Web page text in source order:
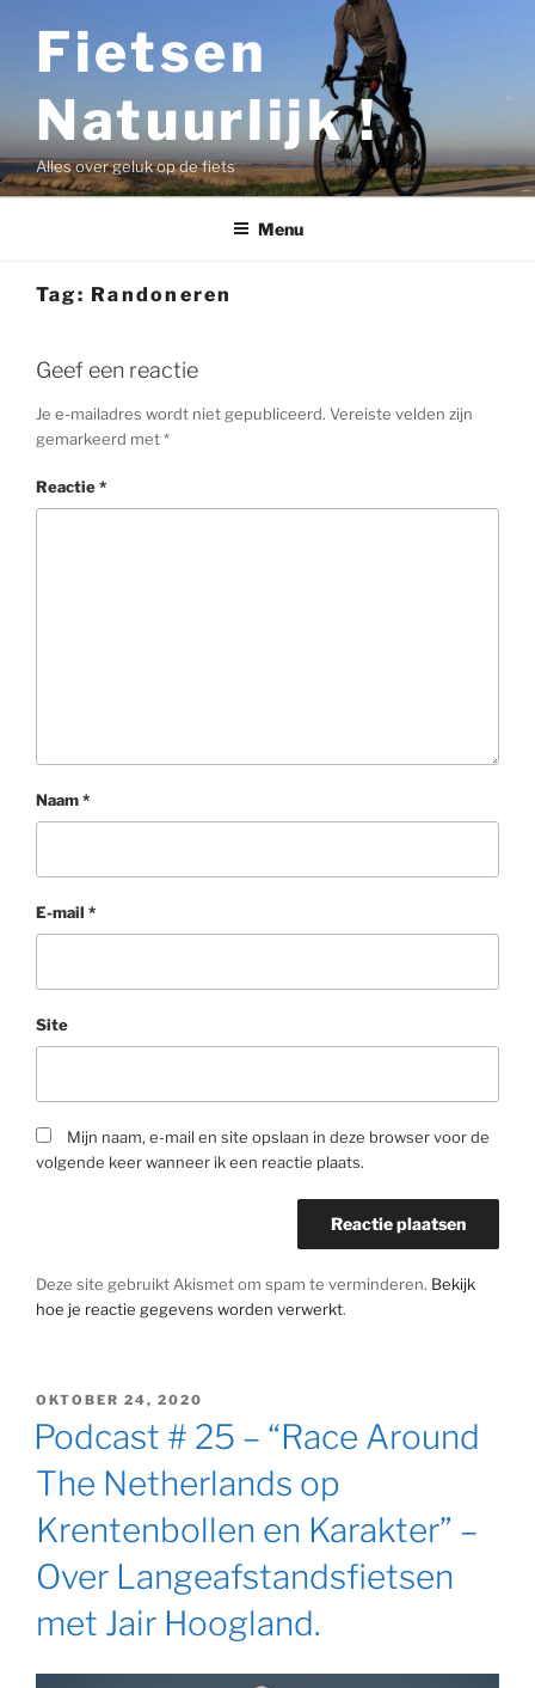
inhoud
Fietsen
Natuurlijk !
Alles over geluk op de fiets
Menu
Tag: Randoneren
Geef een reactie
Je e-mailadres wordt niet gepubliceerd. Vereiste velden zijn
gemarkeerd met*
Reactie*
Naam*
E-mail *
Site
Mijn naam, e-mail en site opslaan in deze browser voor de
volgende keer wanneer ik een reactie plaats.
Deze site gebruikt Akismet om spam te verminderen. Bekijk
hoe je reactie gegevens worden verwerkt.
GEPLAATST
OP
OKTOBER 24, 2020
Podcast # 25 – “Race Around
The Netherlands op
Krentenbollen en Karakter” –
Over Langeafstandsfietsen
met Jair Hoogland.